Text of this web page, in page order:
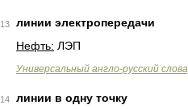
13
линии электропередачи
Нефть: ЛЭП
Универсальный англо-русский
14
линии в одну точку